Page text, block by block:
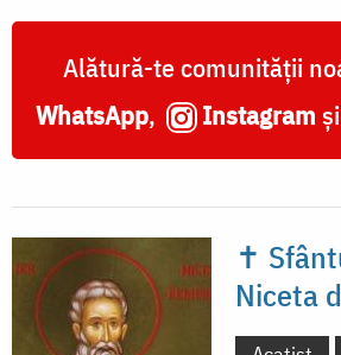
Alătură-te comunității
WhatsApp, Instagram și
✝
Niceta